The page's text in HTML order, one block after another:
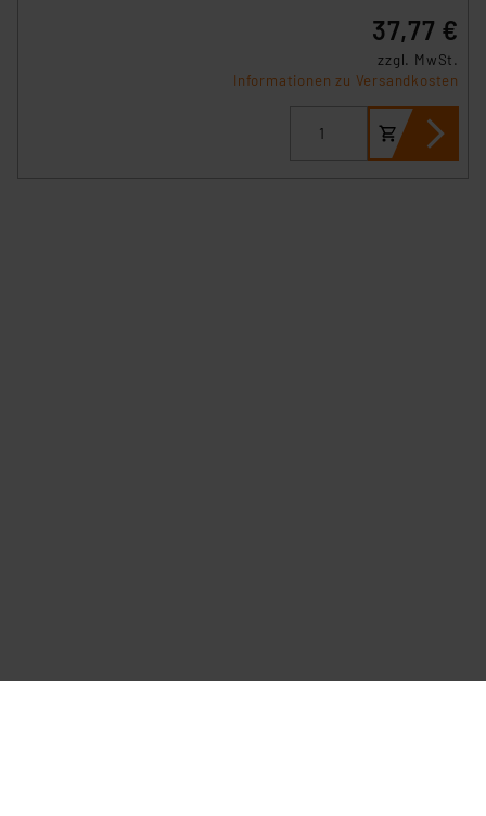
37,77 €
zzgl. MwSt.
Informationen zu Versandkosten